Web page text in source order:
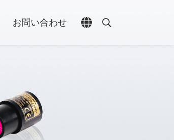
お問い合わせ
言語選択を開く
検索を開く